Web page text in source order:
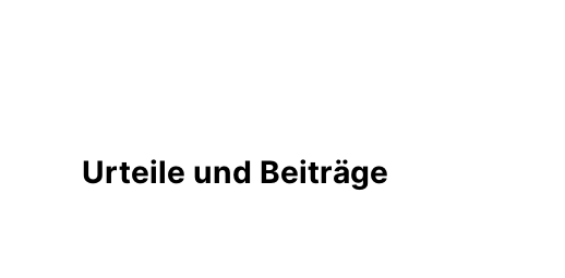
Urteile und Beiträge